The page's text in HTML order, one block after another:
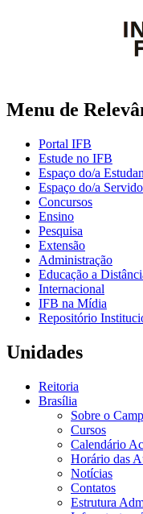
Menu de
Portal IFB
Estude no IFB
Espaço do/a
Espaço do/a
Concursos
Ensino
Pesquisa
Extensão
Administração
Educação a
Internacional
IFB na Mídia
Repositório
Unidades
Reitoria
Brasília
Sobre o
Cursos
Calendário
Horário das
Notícias
Contatos
Estrutura